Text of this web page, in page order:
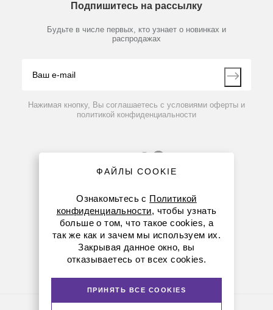
Производители
Мобильное приложение
Партнеры
Контакты
Подпишитесь на рассылку
Будьте в числе первых, кто узнает о новинках и
распродажах
Нажимая кнопку, Вы соглашаетесь с условиями оферты и
политикой конфиденциальности
8 (800) 234-05-08
+7 (923) 158-67-53
ФАЙЛЫ COOKIE
Ознакомьтесь с Политикой
конфиденциальности, чтобы узнать
больше о том, что такое cookies, а
так же как и зачем мы используем их.
Закрывая данное окно, вы
отказываетесь от всех cookies.
ПРИНЯТЬ ВСЕ COOKIES